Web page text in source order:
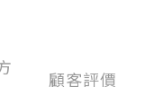
顧客評價